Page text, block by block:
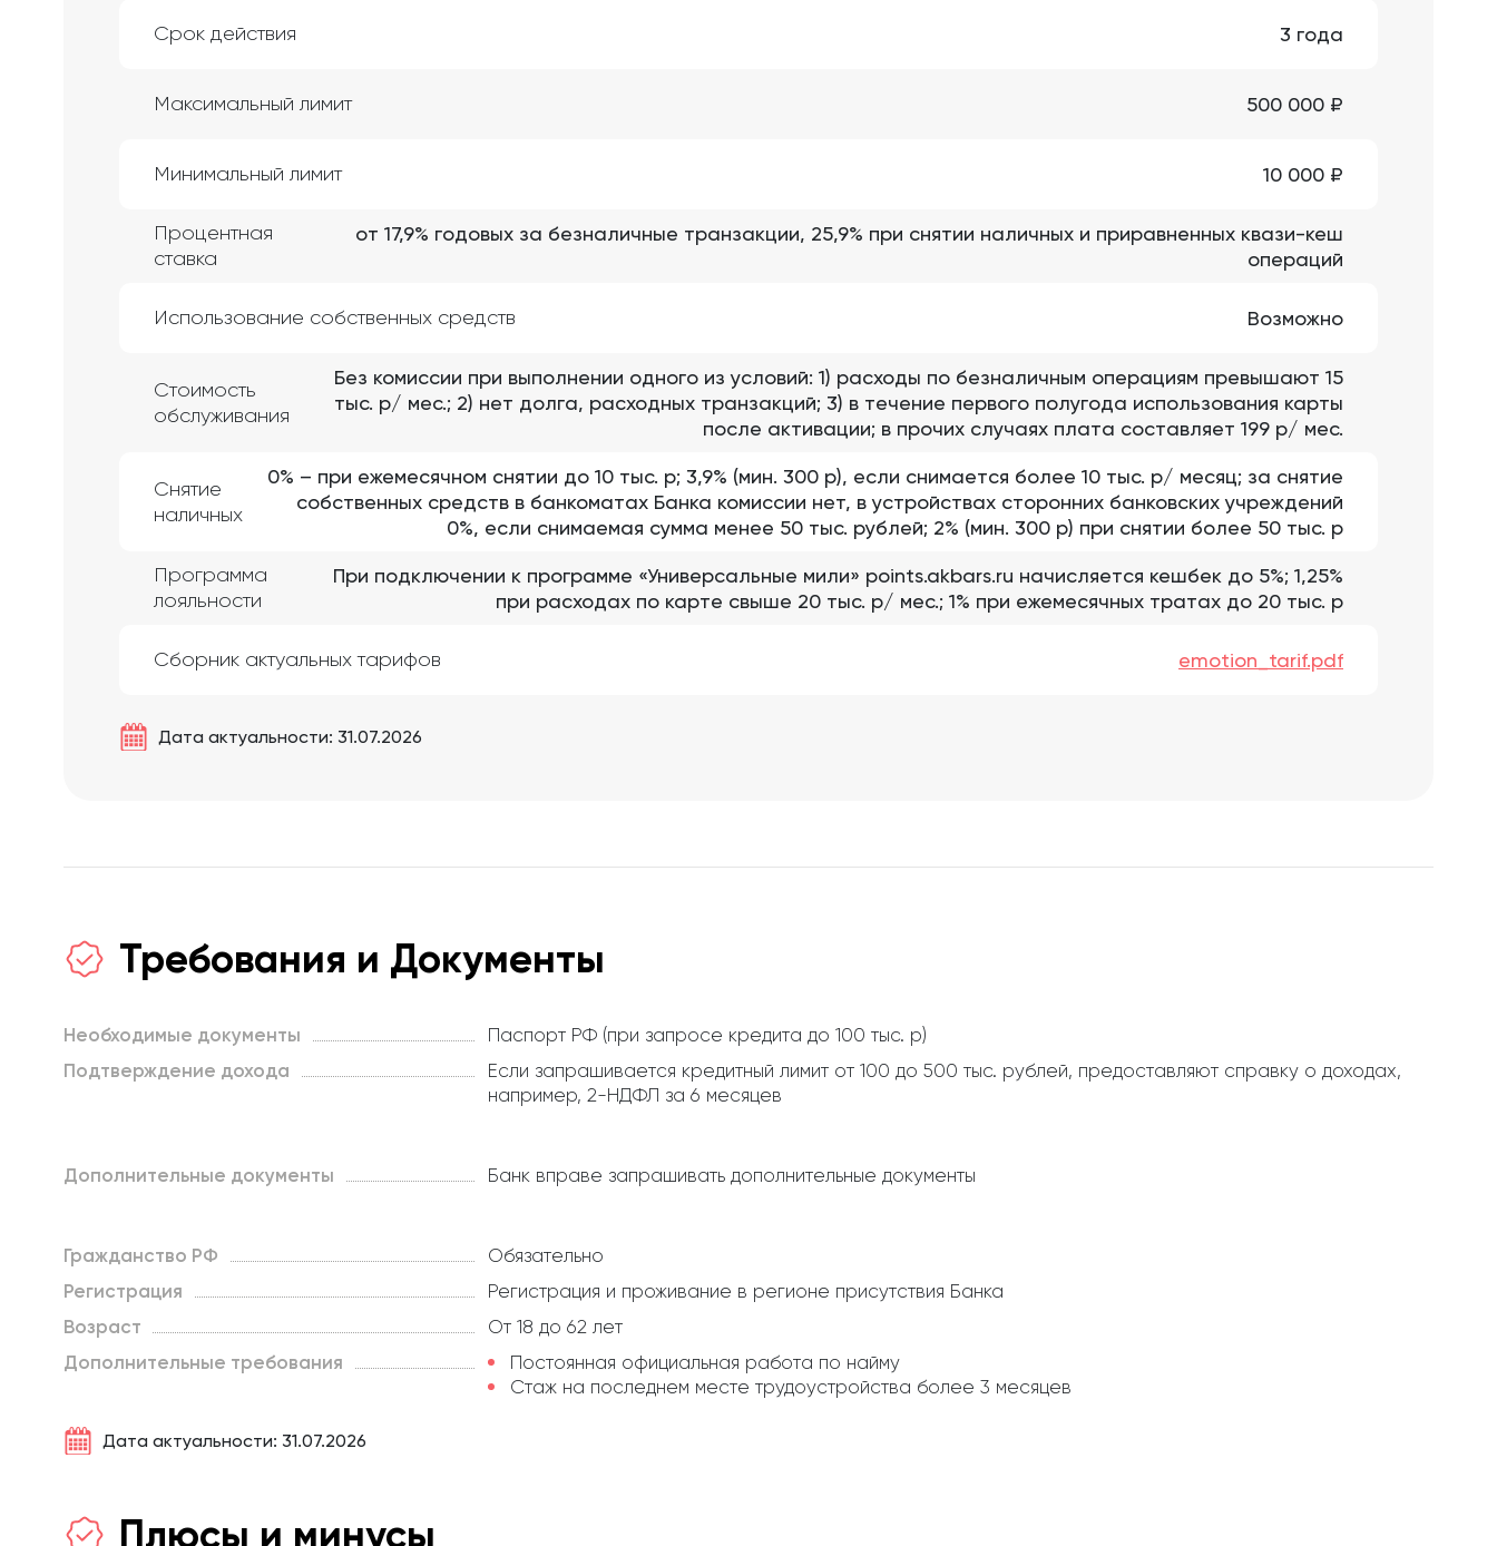
Срок действия 3 года
Максимальный лимит 500 000 ₽
Минимальный лимит 10 000 ₽
Процентная
ставка
от 17,9% годовых за безналичные транзакции, 25,9% при снятии наличных и приравненных квази-кеш
операций
Использование собственных средств Возможно
Стоимость
обслуживания
Без комиссии при выполнении одного из условий: 1) расходы по безналичным операциям превышают 15
тыс. р/ мес.; 2) нет долга, расходных транзакций; 3) в течение первого полугода использования карты
после активации; в прочих случаях плата составляет 199 р/ мес.
Снятие
наличных
0% – при ежемесячном снятии до 10 тыс. р; 3,9% (мин. 300 р), если снимается более 10 тыс. р/ месяц; за снятие
собственных средств в банкоматах Банка комиссии нет, в устройствах сторонних банковских учреждений
0%, если снимаемая сумма менее 50 тыс. рублей; 2% (мин. 300 р) при снятии более 50 тыс. р
Программа
лояльности
При подключении к программе «Универсальные мили» points.akbars.ru начисляется кешбек до 5%; 1,25%
при расходах по карте свыше 20 тыс. р/ мес.; 1% при ежемесячных тратах до 20 тыс. р
Сборник актуальных тарифов emotion_tarif.pdf
Дата актуальности: 31.07.2026
Требования и Документы
Необходимые документы
Паспорт РФ (при запросе кредита до 100 тыс. р)
Подтверждение дохода
Если запрашивается кредитный лимит от 100 до 500 тыс. рублей, предоставляют справку о доходах,
например, 2-НДФЛ за 6 месяцев
Дополнительные документы Банк вправе запрашивать дополнительные документы
Гражданство РФ
Обязательно
Регистрация
Регистрация и проживание в регионе присутствия Банка
Возраст
От 18 до 62 лет
Дополнительные требования
Постоянная официальная работа по найму
Стаж на последнем месте трудоустройства более 3 месяцев
Дата актуальности: 31.07.2026
Плюсы и минусы